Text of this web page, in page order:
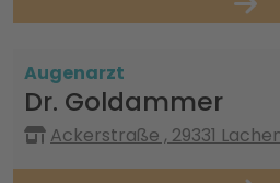
Augenarzt
Dr. Goldammer
Ackerstraße , 29331